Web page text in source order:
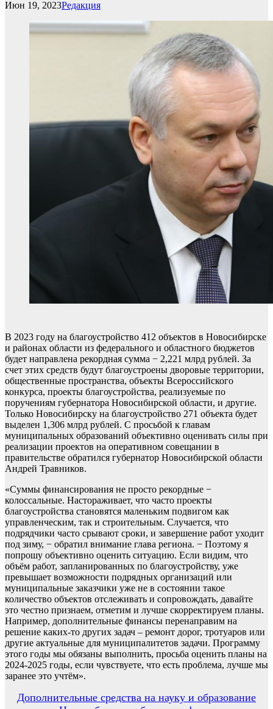
Редакция
Июн 19, 2023
В 2023 году на благоустройство 412 объектов в Новосибирске
и районах области из федерального и областного бюджетов
будет направлена рекордная сумма − 2,221 млрд рублей. За
счет этих средств будут благоустроены дворовые территории,
общественные пространства, объекты Всероссийского
конкурса, проекты благоустройства, реализуемые по
поручениям губернатора Новосибирской области, и другие.
Только Новосибирску на благоустройство 271 объекта будет
выделен 1,306 млрд рублей. С просьбой к главам
муниципальных образований объективно оценивать силы при
реализации проектов на оперативном совещании в
правительстве обратился губернатор Новосибирской области
Андрей Травников.
«Суммы финансирования не просто рекордные −
колоссальные. Настораживает, что часто проекты
благоустройства становятся маленьким подвигом как
управленческим, так и строительным. Случается, что
подрядчики часто срывают сроки, и завершение работ уходит
под зиму, − обратил внимание глава региона. − Поэтому я
попрошу объективно оценить ситуацию. Если видим, что
объём работ, запланированных по благоустройству, уже
превышает возможности подрядных организаций или
муниципальные заказчики уже не в состоянии такое
количество объектов отслеживать и сопровождать, давайте
это честно признаем, отметим и лучше скорректируем планы.
Например, дополнительные финансы перенаправим на
решение каких-то других задач – ремонт дорог, тротуаров или
другие актуальные для муниципалитетов задачи. Программу
этого годы мы обязаны выполнить, просьба оценить планы на
2024-2025 годы, если чувствуете, что есть проблема, лучше мы
заранее это учтём».
Навигация
Дополнительные средства на науку и образование